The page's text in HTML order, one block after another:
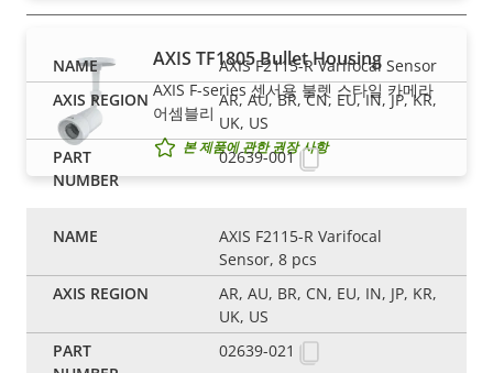
AXIS TF1805 Bullet Housing
AXIS F-series 센서용 불렛 스타일 카메라
어셈블리
본 제품에 관한 권장 사항
AXIS F2115-R Varifocal Sensor
AR, AU, BR, CN, EU, IN, JP, KR,
UK, US
02639-001
AXIS F2115-R Varifocal
Sensor, 8 pcs
AR, AU, BR, CN, EU, IN, JP, KR,
UK, US
02639-021